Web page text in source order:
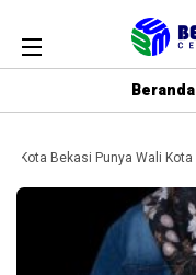
Beranda
Bekasi Punya Wali Kota Baru